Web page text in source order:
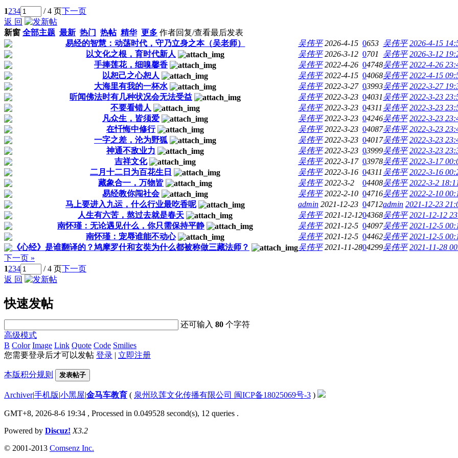
1234 / 4 页下一页
返 回
新窗 全部主题 最新 热门 热帖 精华 更多 作者回复/查看最后发表
易经的智慧：动荡时代，守乃立身之本（吴老师）
吴伟平 2026-4-15 0653 吴伟平 2026-4-15
以文化之根，育时代新人
吴伟平 2026-3-12 0701 吴伟平 2026-3-12
手捧莲花，细嗅馨香
吴伟平 2022-4-26 04748吴伟平 2022-4-26
以恕己之心恕人
吴伟平 2022-4-15 04068吴伟平 2022-4-15
大海里有我的一杯水
吴伟平 2022-3-27 03993吴伟平 2022-3-27
听闻佛法时有几种状况会无法受益
吴伟平 2022-3-23 04031吴伟平 2022-3-23
不要看错人
吴伟平 2022-3-23 04311 吴伟平 2022-3-23
凡众生，皆须爱
吴伟平 2022-3-23 04246吴伟平 2022-3-23
在忏悔中修行
吴伟平 2022-3-23 04087吴伟平 2022-3-23
一字之差，沦为野狐
吴伟平 2022-3-23 04017吴伟平 2022-3-23
神通不敌业力
吴伟平 2022-3-23 03999吴伟平 2022-3-23
吉祥文化
吴伟平 2022-3-17 03978吴伟平 2022-3-17
二月十二日为百花生日
吴伟平 2022-3-16 04311 吴伟平 2022-3-16
藏象合一，万物皆
吴伟平 2022-3-2 04408吴伟平 2022-3-2
易经教你闯社会
吴伟平 2022-2-10 04716吴伟平 2022-2-10
马上要进入九运，什么行业最吃香呢
admin 2021-12-23 04712admin 2021-12-23
人生有六苦，熬过去就是春天
吴伟平 2021-12-1204368吴伟平 2021-12-12
南怀瑾：无论遇见什么，你只需保持平静
吴伟平 2021-12-5 04097吴伟平 2021-12-5
南怀瑾：宠辱谁能不动心
吴伟平 2021-12-5 04462吴伟平 2021-12-5
《心经》是谁翻译的？鸠摩罗什和玄奘为什么都被称做三藏法师？
吴伟平 2021-11-2804299吴伟平 2021-11-28
下一页 »
1234 / 4 页下一页
返 回
快速发帖
还可输入80 个字符
高级模式
B Color Image Link Quote Code Smilies
您需要登录后才可以发帖 登录 | 立即注册
本版积分规则 发表帖子
Archiver|手机版|小黑屋|金马车教育 ( 泉州玖莲文化传播有限公司 闽ICP备18025069号-3 )
GMT+8, 2026-8-6 19:34 , Processed in 0.049528 second(s), 12 queries .
Powered by Discuz! X3.2
© 2001-2013 Comsenz Inc.